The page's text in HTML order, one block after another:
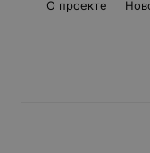
О проекте